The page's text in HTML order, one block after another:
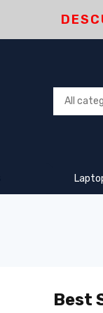
Best